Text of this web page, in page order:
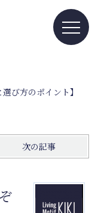
び方のポイント】
次の記事